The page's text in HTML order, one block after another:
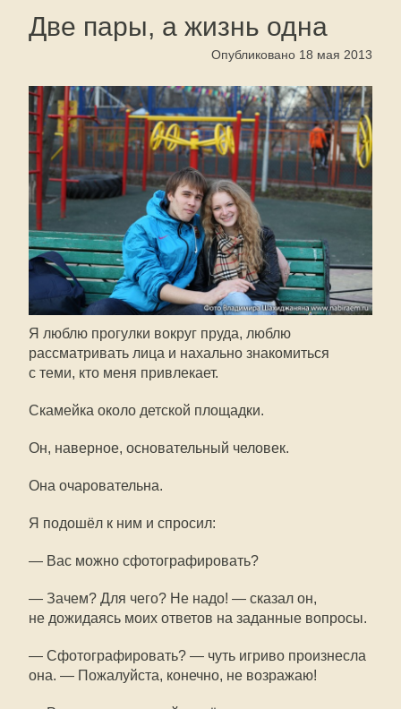
Две пары, а жизнь одна
Опубликовано 18 мая 2013
Я люблю прогулки вокруг пруда, люблю
рассматривать лица и нахально знакомиться
с теми, кто меня привлекает.
Скамейка около детской площадки.
Он, наверное, основательный человек.
Она очаровательна.
Я подошёл к ним и спросил:
— Вас можно сфотографировать?
— Зачем? Для чего? Не надо! — сказал он,
не дожидаясь моих ответов на заданные вопросы.
— Сфотографировать? — чуть игриво произнесла
она. — Пожалуйста, конечно, не возражаю!